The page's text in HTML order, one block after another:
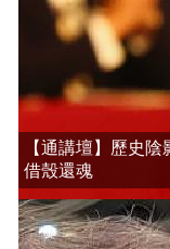
【通講壇】歷史
借殼還魂